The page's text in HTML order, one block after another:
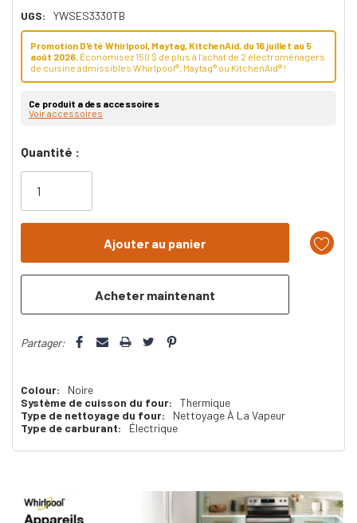
UGS: YWSES3330TB
Promotion D'été Whirlpool, Maytag, KitchenAid, du 16 juillet au 5
août 2026. Économisez 150 $ de plus à l’achat de 2 électroménagers
de cuisine admissibles Whirlpool®, Maytag® ou KitchenAid® !
Ce produit a des accessoires
Voir accessoires
Dépêchez-
vous!
plus
Quantité :
Partager:
Colour:
Noire
Système de cuisson du four:
Thermique
Type de nettoyage du four:
Nettoyage À La Vapeur
Type de carburant:
Électrique